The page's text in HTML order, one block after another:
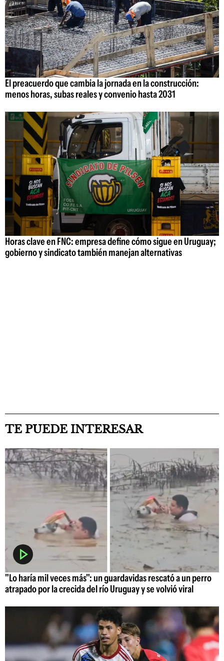
El preacuerdo que cambia la jornada en la construcción:
menos horas, subas reales y convenio hasta 2031
Horas clave en FNC: empresa define cómo sigue en Uruguay;
gobierno y sindicato también manejan alternativas
TE PUEDE INTERESAR
"Lo haría mil veces más": un guardavidas rescató a un perro
atrapado por la crecida del río Uruguay y se volvió viral